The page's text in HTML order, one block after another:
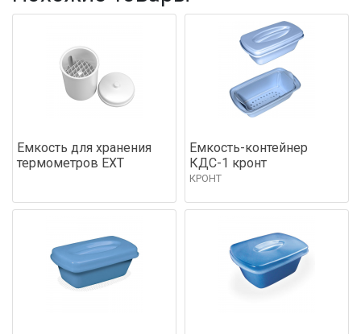
Емкость для хранения
термометров EXT
Емкость-контейнер
КДС-1 кронт
КРОНТ